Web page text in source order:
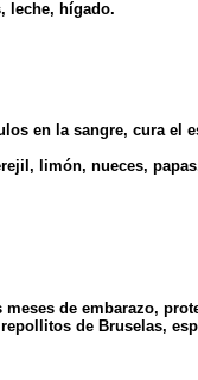
leche, hígado.
en la sangre, cura el
limón, nueces,
de embarazo,
de Bruselas,